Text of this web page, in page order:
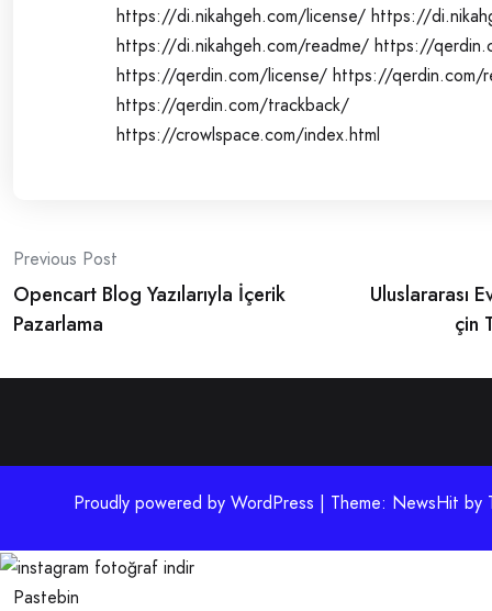
https://di.nikahgeh.com/license/ https://
https://di.nikahgeh.com/readme/ https://
https://qerdin.com/license/ https://qerdin.com/
https://qerdin.com/trackback/
https://crowlspace.com/index.html
Post
navigation
Previous Post
Opencart Blog Yazılarıyla İçerik
Pazarlama
Uluslararası
çin
Proudly powered by WordPress | Theme: NewsHit by
Pastebin